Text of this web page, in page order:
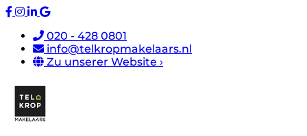
020 - 428 0801
info@telkropmakelaars.nl
Zu unserer Website ›